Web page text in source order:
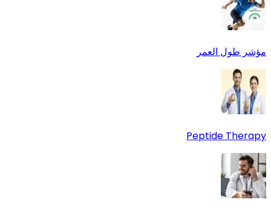
مؤشر طول العمر
Peptide Therapy